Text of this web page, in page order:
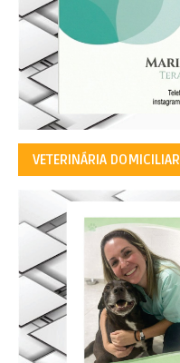
VETERINÁRIA DOMICILIAR